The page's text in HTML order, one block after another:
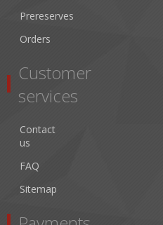
Prereserves
Orders
Customer
services
Contact
us
FAQ
Sitemap